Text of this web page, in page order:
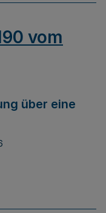
vom
über eine